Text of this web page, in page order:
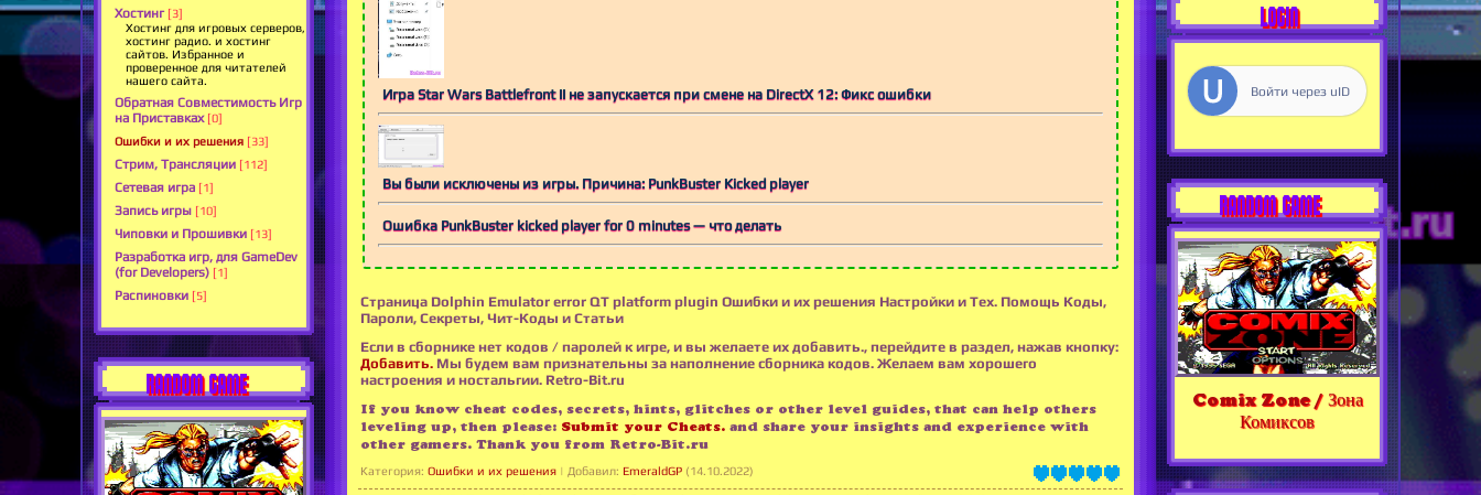
Хостинг [3]
Хостинг для игровых серверов,
хостинг радио. и хостинг
сайтов. Избранное и
проверенное для читателей
нашего сайта.
Обратная Совместимость Игр
на Приставках [0]
Ошибки и их решения [33]
Стрим, Трансляции [112]
Сетевая игра [1]
Запись игры [10]
Чиповки и Прошивки [13]
Разработка игр, для GameDev
(for Developers) [1]
Распиновки [5]
RANDOM GAME
Игра Star Wars Battlefront II не запускается при смене на DirectX 12: Фикс ошибки
Вы были исключены из игры. Причина: PunkBuster Kicked player
Ошибка PunkBuster kicked player for 0 minutes — что делать
Страница Dolphin Emulator error QT platform plugin Ошибки и их решения Настройки и Тех. Помощь Коды,
Пароли, Секреты, Чит-Коды и Статьи
Если в сборнике нет кодов / паролей к игре, и вы желаете их добавить., перейдите в раздел, нажав кнопку:
Добавить. Мы будем вам признательны за наполнение сборника кодов. Желаем вам хорошего
настроения и ностальгии. Retro-Bit.ru
If you know cheat codes, secrets, hints, glitches or other level guides, that can help others
leveling up, then please: Submit your Cheats. and share your insights and experience with
other gamers. Thank you from Retro-Bit.ru
Категория: Ошибки и их решения | Добавил: EmeraldGP (14.10.2022)
LOGIN
Войти через uID
RANDOM GAME
Comix Zone / Зона
Комиксов